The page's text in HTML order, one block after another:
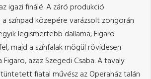
igazi finálé. A záró produkció
színpad közepére varázsolt zongorán
legismertebb dallama, Figaro
majd a színfalak mögül rövidesen
azaz Szegedi Csaba. A tavaly
fiatal művész az Operaház talán